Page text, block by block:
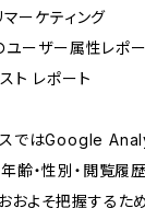
ーケティング
ーザー属性レポー
ト レポート
スではGoogle
齢・性別・閲覧履
およそ把握するた